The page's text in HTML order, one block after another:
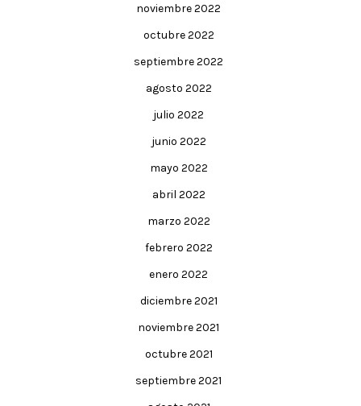
noviembre 2022
octubre 2022
septiembre 2022
agosto 2022
julio 2022
junio 2022
mayo 2022
abril 2022
marzo 2022
febrero 2022
enero 2022
diciembre 2021
noviembre 2021
octubre 2021
septiembre 2021